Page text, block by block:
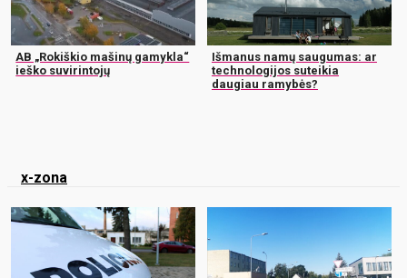
AB „Rokiškio mašinų gamykla“
ieško suvirintojų
Išmanus namų saugumas: ar
technologijos suteikia
daugiau ramybės?
x-zona